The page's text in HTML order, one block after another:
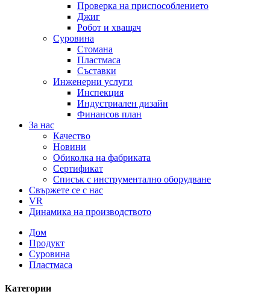
Проверка на приспособлението
Джиг
Робот и хващач
Суровина
Стомана
Пластмаса
Съставки
Инженерни услуги
Инспекция
Индустриален дизайн
Финансов план
За нас
Качество
Новини
Обиколка на фабриката
Сертификат
Списък с инструментално оборудване
Свържете се с нас
VR
Динамика на производството
Дом
Продукт
Суровина
Пластмаса
Категории